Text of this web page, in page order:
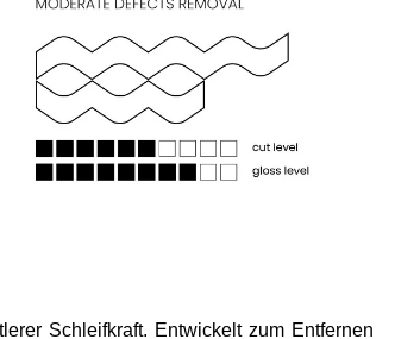
Schleifkraft. Entwickelt zum Entfernen